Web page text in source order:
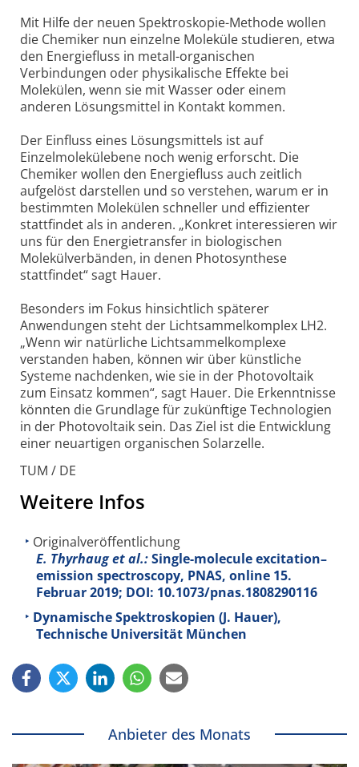
Mit Hilfe der neuen Spektroskopie-Methode wollen
die Chemiker nun einzelne Moleküle studieren, etwa
den Energiefluss in metall-organischen
Verbindungen oder physikalische Effekte bei
Molekülen, wenn sie mit Wasser oder einem
anderen Lösungsmittel in Kontakt kommen.
Der Einfluss eines Lösungsmittels ist auf
Einzelmolekülebene noch wenig erforscht. Die
Chemiker wollen den Energiefluss auch zeitlich
aufgelöst darstellen und so verstehen, warum er in
bestimmten Molekülen schneller und effizienter
stattfindet als in anderen. „Konkret interessieren wir
uns für den Energietransfer in biologischen
Molekülverbänden, in denen Photosynthese
stattfindet“ sagt Hauer.
Besonders im Fokus hinsichtlich späterer
Anwendungen steht der Lichtsammelkomplex LH2.
„Wenn wir natürliche Licht­sammel­komplexe
verstanden haben, können wir über künstliche
Systeme nachdenken, wie sie in der Photovoltaik
zum Einsatz kommen“, sagt Hauer. Die Erkenntnisse
könnten die Grundlage für zukünftige Technologien
in der Photovoltaik sein. Das Ziel ist die Entwicklung
einer neuartigen organischen Solarzelle.
TUM / DE
Weitere Infos
Originalveröffentlichung
E. Thyrhaug et al.:Single-molecule excitation–
emission spectroscopy, PNAS, online 15.
Februar 2019; DOI: 10.1073/pnas.1808290116
Dynamische Spektroskopien (J. Hauer),
Technische Universität München
Anbieter des Monats